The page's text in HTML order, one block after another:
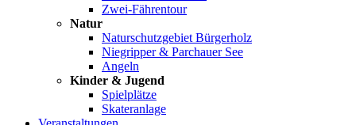
Zwei-Fährentour
Natur
Naturschutzgebiet Bürgerholz
Niegripper & Parchauer See
Angeln
Kinder & Jugend
Spielplätze
Skateranlage